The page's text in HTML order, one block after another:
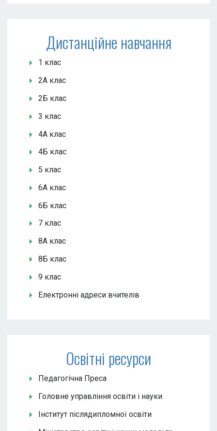
Дистанційне навчання
1 клас
2А клас
2Б клас
3 клас
4А клас
4Б клас
5 клас
6А клас
6Б клас
7 клас
8А клас
8Б клас
9 клас
Електронні адреси вчителів
Освітні ресурси
Педагогічна Преса
Головне управління освіти і науки
Інститут післядипломної освіти